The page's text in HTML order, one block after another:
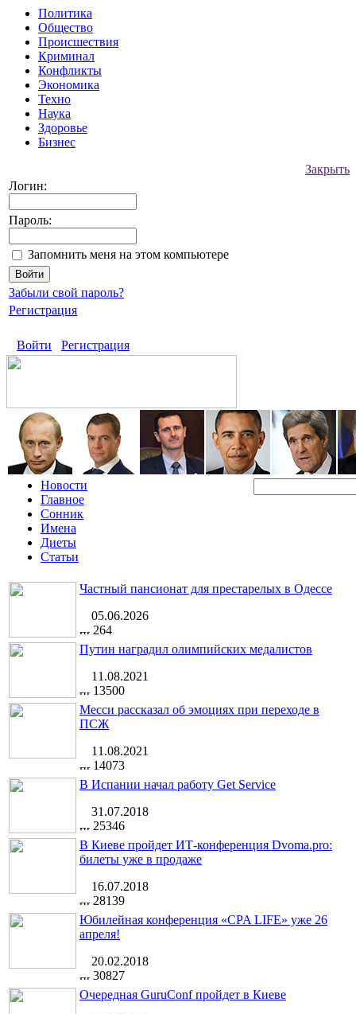
Политика
Общество
Происшествия
Криминал
Конфликты
Экономика
Техно
Наука
Здоровье
Бизнес
Закрыть
Логин:
Пароль:
Запомнить меня на этом компьютере
Забыли свой пароль?
Регистрация
Войти Регистрация
Новости
Главное
Сонник
Имена
Диеты
Статьи
Частный пансионат для престарелых в Одессе
05.06.2026
264
Путин наградил олимпийских медалистов
11.08.2021
13500
Месси рассказал об эмоциях при переходе в
ПСЖ
11.08.2021
14073
В Испании начал работу Get Service
31.07.2018
25346
В Киеве пройдет ИТ-конференция Dvoma.pro:
билеты уже в продаже
16.07.2018
28139
Юбилейная конференция «CPA LIFE» уже 26
апреля!
20.02.2018
30827
Очередная GuruConf пройдет в Киеве